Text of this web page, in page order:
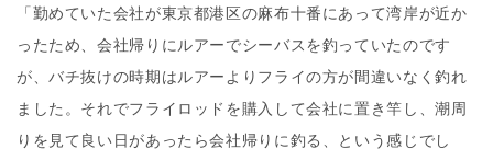
「勤めていた会社が東京都港区の麻布十番にあって湾岸が近か
ったため、会社帰りにルアーでシーバスを釣っていたのです
が、バチ抜けの時期はルアーよりフライの方が間違いなく釣れ
ました。それでフライロッドを購入して会社に置き竿し、潮周
りを見て良い日があったら会社帰りに釣る、という感じでし